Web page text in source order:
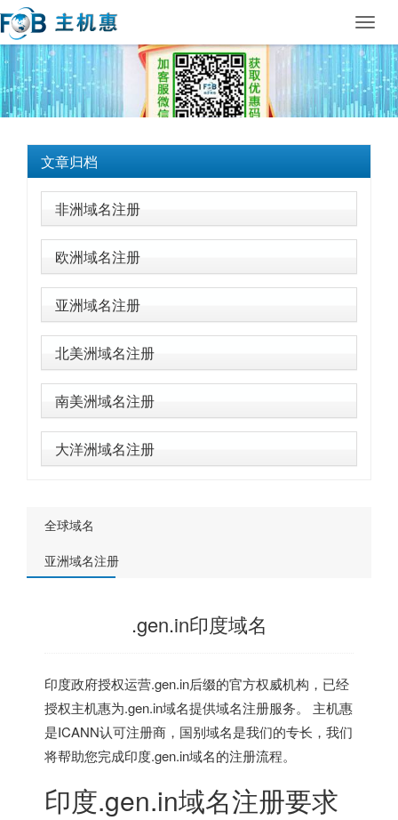
文章归档
非洲域名注册
欧洲域名注册
亚洲域名注册
北美洲域名注册
南美洲域名注册
大洋洲域名注册
全球域名
亚洲域名注册
.gen.in印度域名
印度政府授权运营.gen.in后缀的官方权威机构，已经
授权主机惠为.gen.in域名提供域名注册服务。 主机惠
是ICANN认可注册商，国别域名是我们的专长，我们
将帮助您完成印度.gen.in域名的注册流程。
印度.gen.in域名注册要求